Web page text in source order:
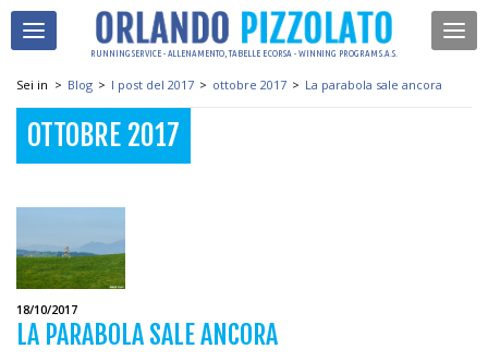
RUNNING SERVICE - ALLENAMENTO, TABELLE E CORSA - WINNING PROGRAM S.A.S.
Sei in > Blog > I post del 2017 > ottobre 2017 > La parabola sale ancora
OTTOBRE 2017
18/10/2017
LA PARABOLA SALE ANCORA